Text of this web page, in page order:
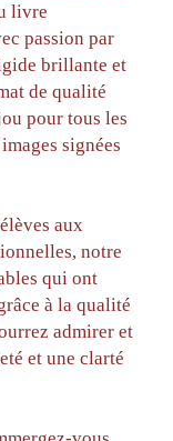
livre
passion par
brillante et
de qualité
pour tous les
signées
aux
notre
qui ont
à la qualité
admirer et
et une clarté